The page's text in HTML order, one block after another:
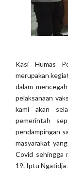
Kasi Humas
merupakan
dalam
pelaksanaan
kami akan
pemerintah
pendampingan
masyarakat
Covid sehingga
19. Iptu Ngatidja